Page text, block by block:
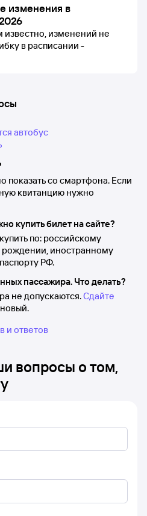
изменения в
известно, изменений не
в расписании -
автобус
показать со смартфона. Если
квитанцию нужно
купить билет на сайте?
по: российскому
рождении, иностранному
РФ.
пассажира. Что делать?
не допускаются.Сдайте
и ответов
вопросы о том,